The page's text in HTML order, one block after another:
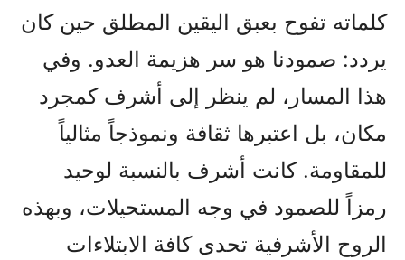
كلماته تفوح بعبق اليقين المطلق حين كان
يردد: صمودنا هو سر هزيمة العدو. وفي
هذا المسار، لم ينظر إلى أشرف كمجرد
مكان، بل اعتبرها ثقافة ونموذجاً مثالياً
للمقاومة. كانت أشرف بالنسبة لوحيد
رمزاً للصمود في وجه المستحيلات، وبهذه
الروح الأشرفية تحدى كافة الابتلاءات